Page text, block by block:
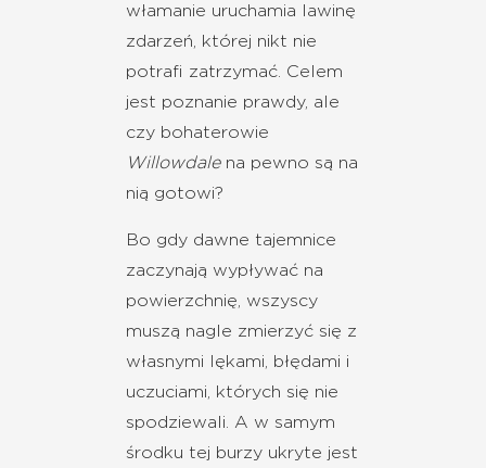
włamanie uruchamia lawinę
zdarzeń, której nikt nie
potrafi zatrzymać. Celem
jest poznanie prawdy, ale
czy bohaterowie
Willowdalena pewno są na
nią gotowi?
Bo gdy dawne tajemnice
zaczynają wypływać na
powierzchnię, wszyscy
muszą nagle zmierzyć się z
własnymi lękami, błędami i
uczuciami, których się nie
spodziewali. A w samym
środku tej burzy ukryte jest